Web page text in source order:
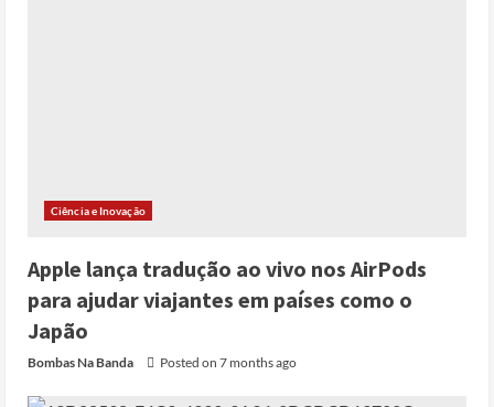
Ciência e Inovação
Apple lança tradução ao vivo nos AirPods
para ajudar viajantes em países como o
Japão
Bombas Na Banda Posted on 7 months ago